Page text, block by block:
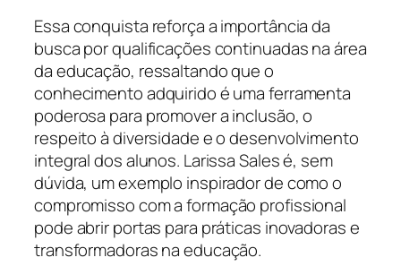
Essa conquista reforça a importância da
busca por qualificações continuadas na área
da educação, ressaltando que o
conhecimento adquirido é uma ferramenta
poderosa para promover a inclusão, o
respeito à diversidade e o desenvolvimento
integral dos alunos. Larissa Sales é, sem
dúvida, um exemplo inspirador de como o
compromisso com a formação profissional
pode abrir portas para práticas inovadoras e
transformadoras na educação.